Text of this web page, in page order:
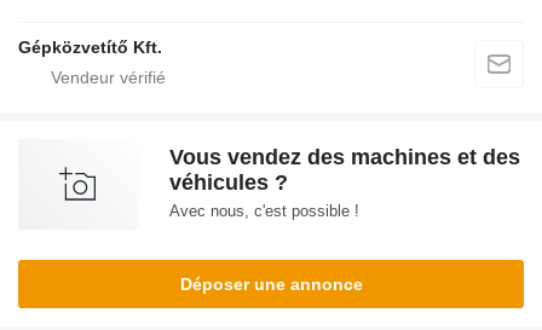
Gépközvetítő Kft.
Vous vendez des machines et des
véhicules ?
Avec nous, c'est possible !
Déposer une annonce